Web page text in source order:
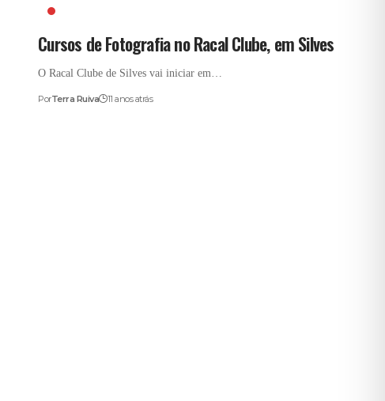
Cursos de Fotografia no Racal Clube, em Silves
O Racal Clube de Silves vai iniciar em…
PorTerra Ruiva 11 anos atrás